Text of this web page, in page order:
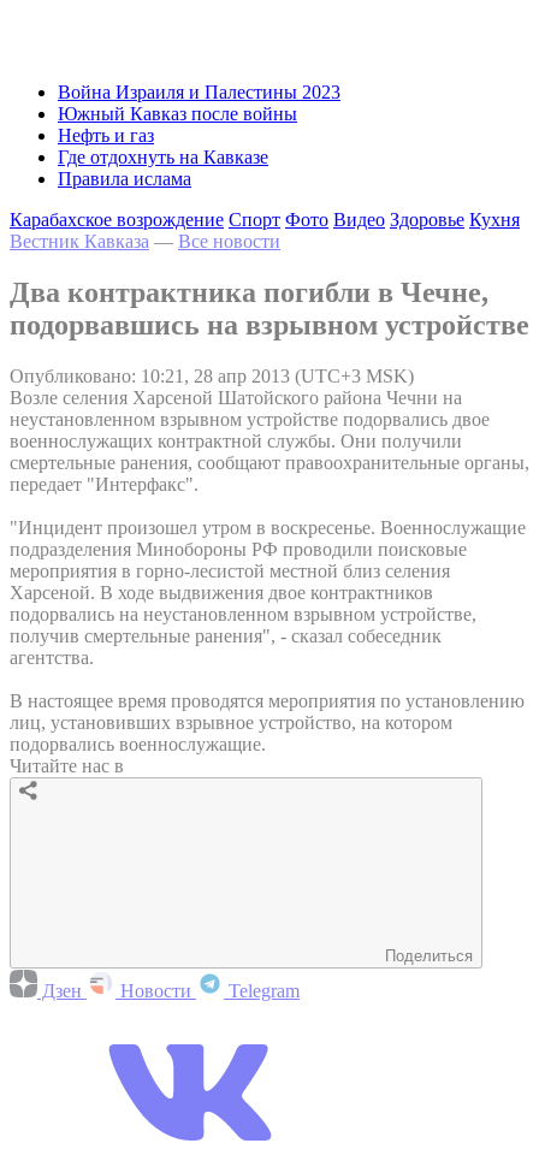
Война Израиля и Палестины 2023
Южный Кавказ после войны
Нефть и газ
Где отдохнуть на Кавказе
Правила ислама
Карабахское возрождение Спорт Фото Видео Здоровье Кухня
Вестник Кавказа — Все новости
Два контрактника погибли в Чечне,
подорвавшись на взрывном устройстве
Опубликовано: 10:21, 28 апр 2013 (UTC+3 MSK)
Возле селения Харсеной Шатойского района Чечни на
неустановленном взрывном устройстве подорвались двое
военнослужащих контрактной службы. Они получили
смертельные ранения, сообщают правоохранительные органы,
передает "Интерфакс".
"Инцидент произошел утром в воскресенье. Военнослужащие
подразделения Минобороны РФ проводили поисковые
мероприятия в горно-лесистой местной близ селения
Харсеной. В ходе выдвижения двое контрактников
подорвались на неустановленном взрывном устройстве,
получив смертельные ранения", - сказал собеседник
агентства.
В настоящее время проводятся мероприятия по установлению
лиц, установивших взрывное устройство, на котором
подорвались военнослужащие.
Читайте нас в
Поделиться
Дзен Новости Telegram